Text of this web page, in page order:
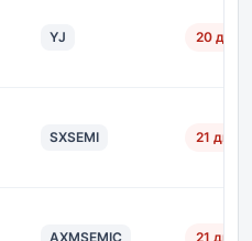
YJ 20 дн.
SXSEMI 21 дн.
AXMSEMIC 21 дн.